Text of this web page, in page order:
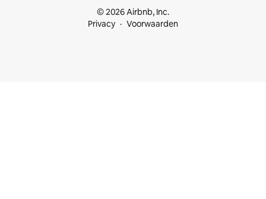
© 2026 Airbnb, Inc.
Privacy
Voorwaarden